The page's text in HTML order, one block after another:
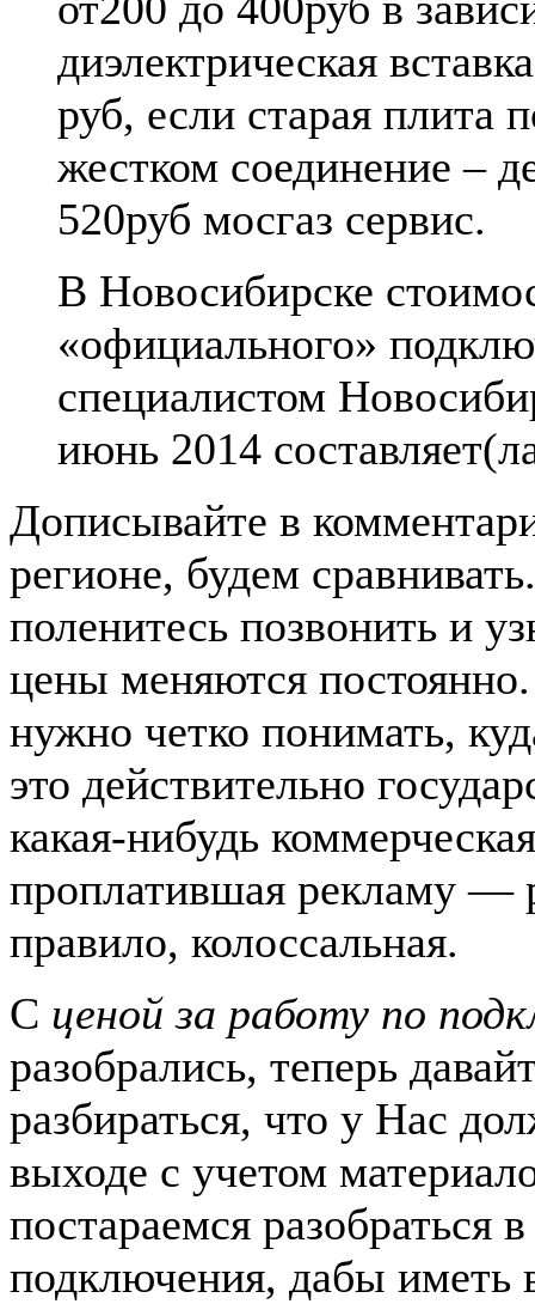
диэлектрическая
руб, если старая плита
жестком соединение –
520руб мосгаз сервис.
В Новосибирске
«официального»
специалистом
июнь 2014
Дописывайте в
регионе, будем
поленитесь позвонить и
цены меняются
нужно четко понимать,
это действительно
какая-нибудь
проплатившая рекламу —
правило, колоссальная.
С ценой за работу по
разобрались, теперь
разбираться, что у Нас
выходе с учетом
постараемся разобраться
подключения, дабы иметь